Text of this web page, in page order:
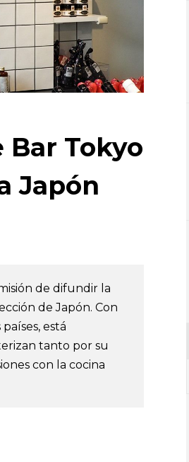
Bar Tokyo
Japón
de difundir la
de Japón. Con
está
tanto por su
con la cocina